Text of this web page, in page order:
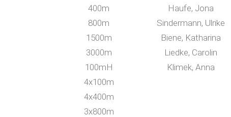
400m
Haufe, Jona
800m
Sindermann, Ulrike
1500m
Biene, Katharina
3000m
Liedke, Carolin
100mH
Klimek, Anna
4x100m
4x400m
3x800m